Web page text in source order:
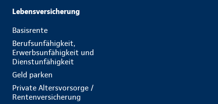
Lebensversicherung
Basisrente
Berufsunfähigkeit,
Erwerbsunfähigkeit und
Dienstunfähigkeit
Geld parken
Private Altersvorsorge /
Rentenversicherung